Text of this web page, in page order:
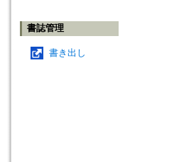
書誌管理
書き出し